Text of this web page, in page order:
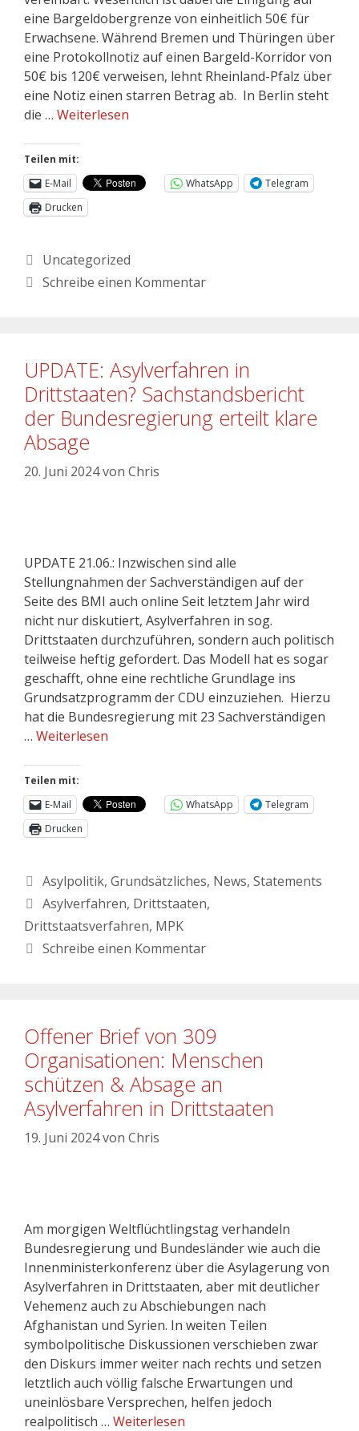
eine Bargeldobergrenze von einheitlich 50€ für
Erwachsene. Während Bremen und Thüringen über
eine Protokollnotiz auf einen Bargeld-Korridor von
50€ bis 120€ verweisen, lehnt Rheinland-Pfalz über
eine Notiz einen starren Betrag ab. In Berlin steht
die … Weiterlesen
Teilen mit:
E-Mail
WhatsApp
Telegram
Drucken
Uncategorized
Schreibe einen Kommentar
UPDATE: Asylverfahren in
Drittstaaten? Sachstandsbericht
der Bundesregierung erteilt klare
Absage
20. Juni 2024von Chris
UPDATE 21.06.: Inzwischen sind alle
Stellungnahmen der Sachverständigen auf der
Seite des BMI auch online Seit letztem Jahr wird
nicht nur diskutiert, Asylverfahren in sog.
Drittstaaten durchzuführen, sondern auch politisch
teilweise heftig gefordert. Das Modell hat es sogar
geschafft, ohne eine rechtliche Grundlage ins
Grundsatzprogramm der CDU einzuziehen. Hierzu
hat die Bundesregierung mit 23 Sachverständigen
… Weiterlesen
Teilen mit:
E-Mail
WhatsApp
Telegram
Drucken
Asylpolitik, Grundsätzliches, News, Statements
Asylverfahren, Drittstaaten,
Drittstaatsverfahren, MPK
Schreibe einen Kommentar
Offener Brief von 309
Organisationen: Menschen
schützen & Absage an
Asylverfahren in Drittstaaten
19. Juni 2024von Chris
Am morgigen Weltflüchtlingstag verhandeln
Bundesregierung und Bundesländer wie auch die
Innenministerkonferenz über die Asylagerung von
Asylverfahren in Drittstaaten, aber mit deutlicher
Vehemenz auch zu Abschiebungen nach
Afghanistan und Syrien. In weiten Teilen
symbolpolitische Diskussionen verschieben zwar
den Diskurs immer weiter nach rechts und setzen
letztlich auch völlig falsche Erwartungen und
uneinlösbare Versprechen, helfen jedoch
realpolitisch … Weiterlesen